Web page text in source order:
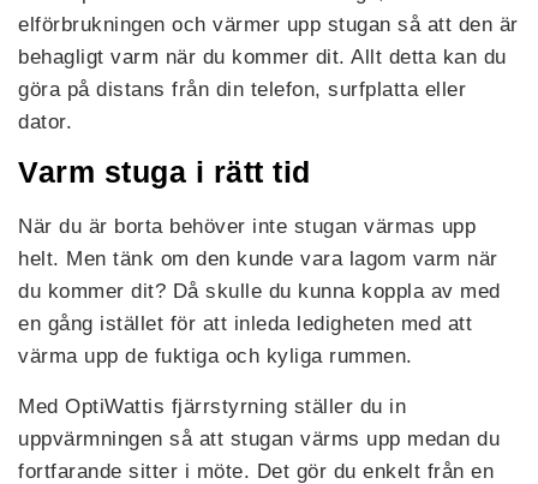
elförbrukningen och värmer upp stugan så att den är
behagligt varm när du kommer dit. Allt detta kan du
göra på distans från din telefon, surfplatta eller
dator.
Varm stuga i rätt tid
När du är borta behöver inte stugan värmas upp
helt. Men tänk om den kunde vara lagom varm när
du kommer dit? Då skulle du kunna koppla av med
en gång istället för att inleda ledigheten med att
värma upp de fuktiga och kyliga rummen.
Med OptiWattis fjärrstyrning ställer du in
uppvärmningen så att stugan värms upp medan du
fortfarande sitter i möte. Det gör du enkelt från en